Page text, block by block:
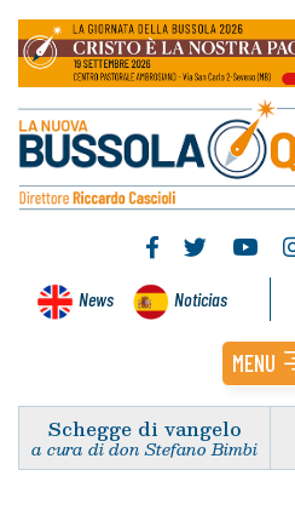
News Noticias
MENU
Schegge di vangelo
a cura di don Stefano Bimbi